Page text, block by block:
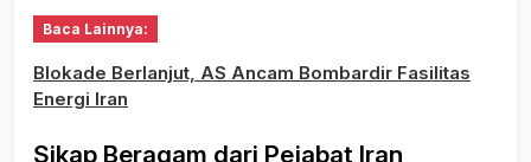
Baca Lainnya:
Blokade Berlanjut, AS Ancam Bombardir Fasilitas
Energi Iran
Sikap Beragam dari Pejabat Iran